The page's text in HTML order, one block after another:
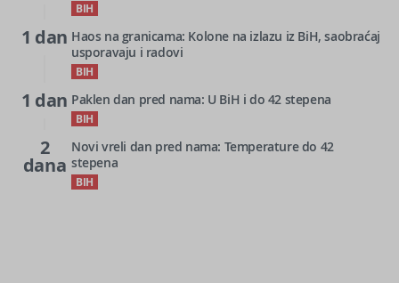
BIH
1 dan Haos na granicama: Kolone na izlazu iz BiH, saobraćaj
usporavaju i radovi
BIH
1 dan Paklen dan pred nama: U BiH i do 42 stepena
BIH
2
dana
Novi vreli dan pred nama: Temperature do 42
stepena
BIH